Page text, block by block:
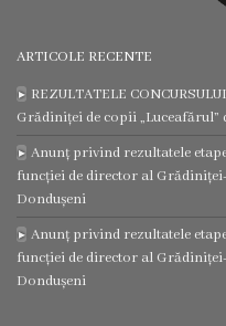
ARTICOLE RECENTE
REZULTATELE
Grădiniței de copii
Anunț privind rezultatele
funcției de director al
Dondușeni
Anunț privind rezultatele
funcției de director al
Dondușeni